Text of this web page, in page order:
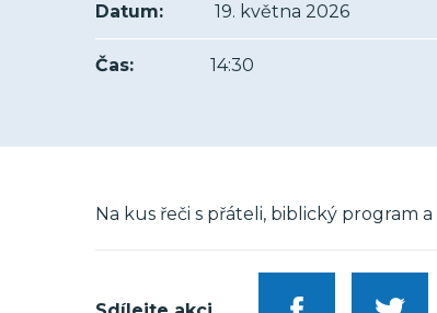
Datum: 19. května 2026
Čas: 14:30
Na kus řeči s přáteli, biblický program